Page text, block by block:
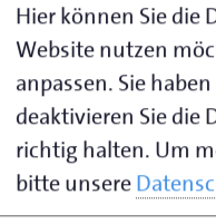
in der Baubranche
Sie unseren Code
Ihre Freikarten für die
Wie
Gehen Sie auf die
Klicken Sie rechts
Hier können Sie die
Website nutzen
anpassen. Sie
deaktivieren Sie die
richtig halten. Um
bitte unsere